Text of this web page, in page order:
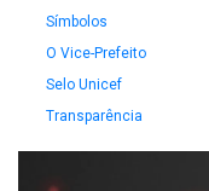
Símbolos
O Vice-Prefeito
Selo Unicef
Transparência